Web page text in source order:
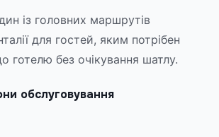
із головних маршрутів
для гостей, яким потрібен
готелю без очікування шатлу.
обслуговування